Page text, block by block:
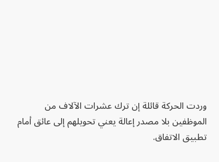
وردت الحركة قائلة إن ترك عشرات الآلاف من
الموظفين بلا مصدر إعالة يعني تحويلهم إلى عائق أمام
تطبيق الاتفاق.